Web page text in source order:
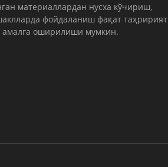
материаллардан нусха кўчириш,
фойдаланиш фақат таҳририят
амалга оширилиши мумкин.